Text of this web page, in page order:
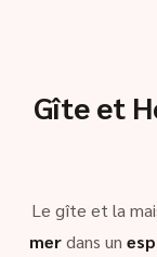
Gîte et
Le gîte et la
merdans un